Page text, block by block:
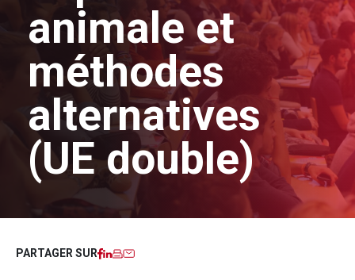
Vous recherchez peut-être :
Conférence Master Section
animale et
méthodes
alternatives
(UE double)
PARTAGER SUR Facebook
LinkedIn
Imprimer